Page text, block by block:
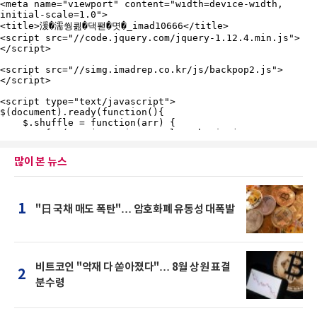
많이 본 뉴스
1 "日 국채 매도 폭탄"… 암호화폐 유동성 대폭발
2
비트코인 "악재 다 쏟아졌다"… 8월 상원 표결
분수령